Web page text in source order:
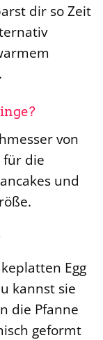
dir so Zeit
von
für die
und
Egg
kannst sie
die Pfanne
geformt